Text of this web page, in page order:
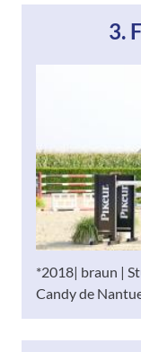
3.
*2018| braun |
Candy de